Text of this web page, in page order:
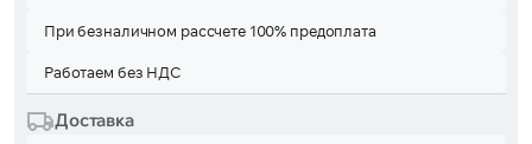
При безналичном рассчете 100% предоплата
Работаем без НДС
Доставка